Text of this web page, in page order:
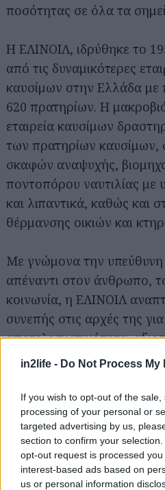
in2life - Do Not Process
If you wish to opt-out of the
processing of your personal or
targeted advertising by us,
section to confirm your
opt-out request is processed
interest-based ads based on
us or personal information
ποσότητας σε όλα τα
Η ΕΛΙΝΟΙΛ, ιδρύθηκε το
από τις δυναμικότερες
καυσίμων στην Ελλάδα με
620 πρατηρίων. Η
εταιρεία καυσίμων
των πρατηρίων καυσίμων,
σκαφών αναψυχής,
ποντοπόρου ναυτιλίας με
και λιπαντικά, καθώς και
θέρμανσης οικιών και
Με γνώμονα την υπεύθυνη
απέναντι στον άνθρωπο,
κοινωνία, η ΕΛΙΝΟΙΛ
συνεπής στις αρχές της
αποτελεσματικότητα,
ποιότητα προϊόντων και
Αναζήτηση
για...